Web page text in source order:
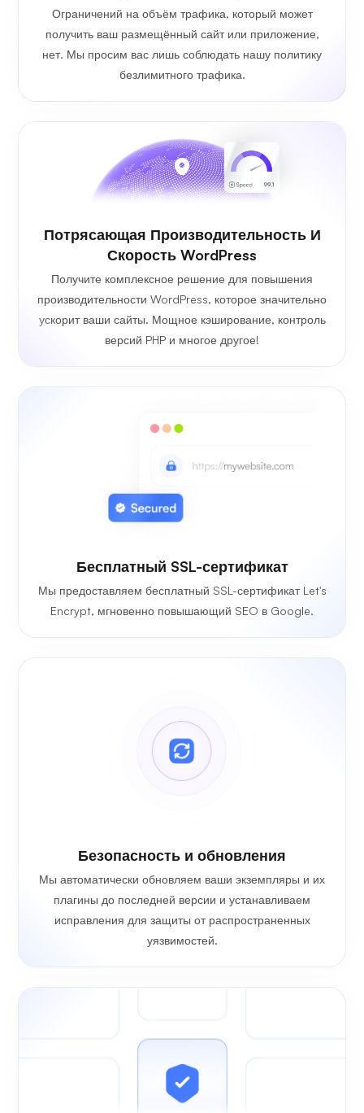
Ограничений на объём трафика, который может
получить ваш размещённый сайт или приложение,
нет. Мы просим вас лишь соблюдать нашу политику
безлимитного трафика.
Потрясающая Производительность И
Скорость WordPress
Получите комплексное решение для повышения
производительности WordPress, которое значительно
ускорит ваши сайты. Мощное кэширование, контроль
версий PHP и многое другое!
Бесплатный SSL-сертификат
Мы предоставляем бесплатный SSL-сертификат Let's
Encrypt, мгновенно повышающий SEO в Google.
Безопасность и обновления
Мы автоматически обновляем ваши экземпляры и их
плагины до последней версии и устанавливаем
исправления для защиты от распространенных
уязвимостей.